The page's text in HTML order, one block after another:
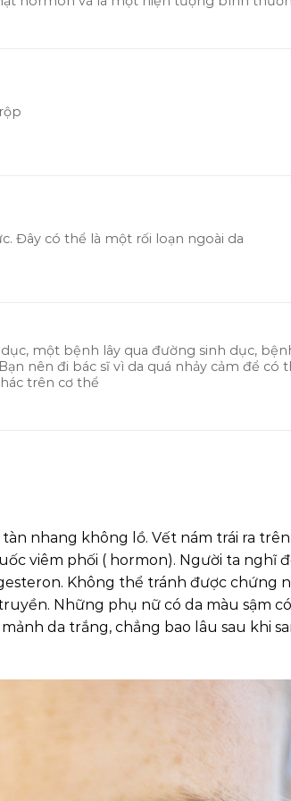
Đây có thể là một rối loạn ngoài da
một bệnh lây qua đường sinh dục,
nên đi bác sĩ vì da quá nhảy cảm để có
trên cơ thể
nhang không lồ. Vết nám trái ra
viêm phối ( hormon). Người ta nghĩ
Không thể tránh được chứng
Những phụ nữ có da màu sậm
da trắng, chẳng bao lâu sau khi